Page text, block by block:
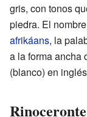
gris, con tonos
piedra. El
afrikáans, la
a la forma ancha
(blanco) en